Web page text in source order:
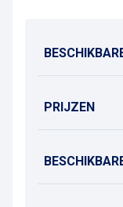
culturele
PRIJZEN